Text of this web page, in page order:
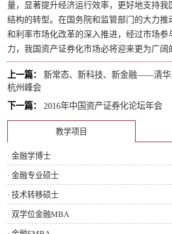
量，显著提升经济运行效率，更好地支持我
结构的转型。在国务院和监管部门的大力推
和利率市场化改革的深入推进，经过市场参
力，我国资产证券化市场必将迎来更为广阔
上一篇：
新常态、新科技、新金融——清华
杭州峰会
下一篇：
2016年中国资产证券化论坛年会
教学项目
· 金融学博士
· 金融专业硕士
· 技术转移硕士
· 双学位金融MBA